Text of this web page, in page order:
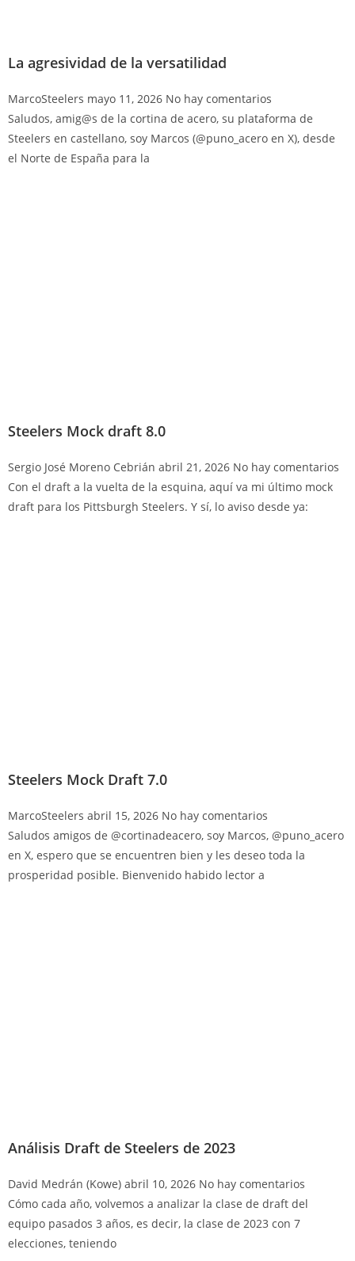
La agresividad de la versatilidad
MarcoSteelers mayo 11, 2026 No hay comentarios
Saludos, amig@s de la cortina de acero, su plataforma de
Steelers en castellano, soy Marcos (@puno_acero en X), desde
el Norte de España para la
Steelers Mock draft 8.0
Sergio José Moreno Cebrián abril 21, 2026 No hay comentarios
Con el draft a la vuelta de la esquina, aquí va mi último mock
draft para los Pittsburgh Steelers. Y sí, lo aviso desde ya:
Steelers Mock Draft 7.0
MarcoSteelers abril 15, 2026 No hay comentarios
Saludos amigos de @cortinadeacero, soy Marcos, @puno_acero
en X, espero que se encuentren bien y les deseo toda la
prosperidad posible. Bienvenido habido lector a
Análisis Draft de Steelers de 2023
David Medrán (Kowe) abril 10, 2026 No hay comentarios
Cómo cada año, volvemos a analizar la clase de draft del
equipo pasados 3 años, es decir, la clase de 2023 con 7
elecciones, teniendo